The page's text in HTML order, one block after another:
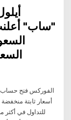
"ساب"
الفوركس فتح حساب